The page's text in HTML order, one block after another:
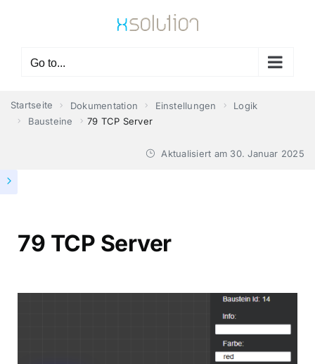
Go to...
Startseite Dokumentation Einstellungen
Logik
Bausteine
79 TCP Server
Aktualisiert am 30. Januar 2025
79 TCP Server